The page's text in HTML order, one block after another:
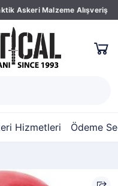
Askeri Malzeme Alışveriş
Hizmetleri Ödeme